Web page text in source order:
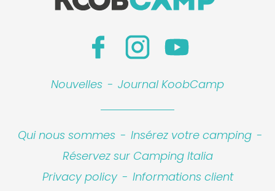
Nouvelles - Journal KoobCamp
Qui nous sommes - Insérez votre camping -
Réservez sur Camping Italia
Privacy policy - Informations client